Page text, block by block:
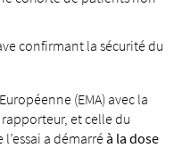
confirmant la sécurité du
(EMA) avec la
rapporteur, et celle du
a démarréà la dose